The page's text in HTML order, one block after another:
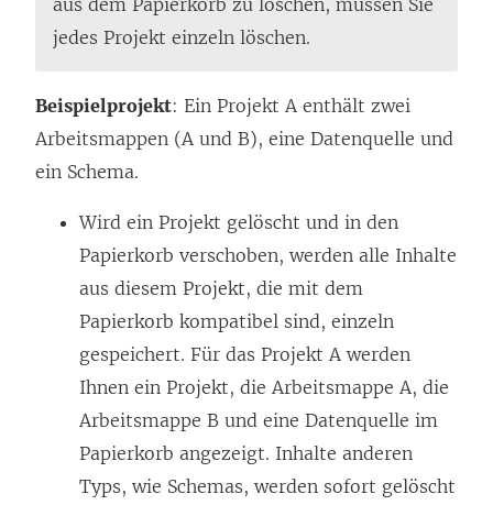
jedes Projekt einzeln löschen.
Beispielprojekt: Ein Projekt A enthält zwei
Arbeitsmappen (A und B), eine Datenquelle und
ein Schema.
Wird ein Projekt gelöscht und in den
Papierkorb verschoben, werden alle Inhalte
aus diesem Projekt, die mit dem
Papierkorb kompatibel sind, einzeln
gespeichert. Für das Projekt A werden
Ihnen ein Projekt, die Arbeitsmappe A, die
Arbeitsmappe B und eine Datenquelle im
Papierkorb angezeigt. Inhalte anderen
Typs, wie Schemas, werden sofort gelöscht